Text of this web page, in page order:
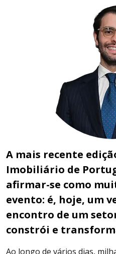
A mais recente
Imobiliário de
afirmar-se como
evento: é, hoje, um
encontro de um
constrói e
Ao longo de vários dias,